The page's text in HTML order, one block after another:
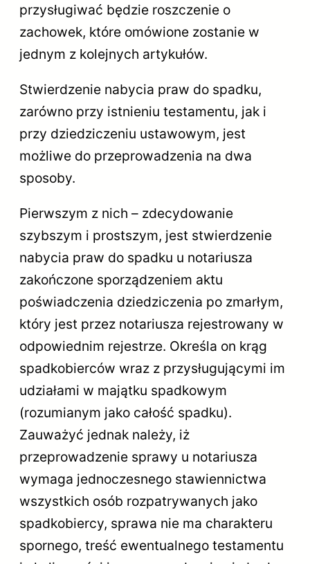
przysługiwać będzie roszczenie o
zachowek, które omówione zostanie w
jednym z kolejnych artykułów.
Stwierdzenie nabycia praw do spadku,
zarówno przy istnieniu testamentu, jak i
przy dziedziczeniu ustawowym, jest
możliwe do przeprowadzenia na dwa
sposoby.
Pierwszym z nich – zdecydowanie
szybszym i prostszym, jest stwierdzenie
nabycia praw do spadku u notariusza
zakończone sporządzeniem aktu
poświadczenia dziedziczenia po zmarłym,
który jest przez notariusza rejestrowany w
odpowiednim rejestrze. Określa on krąg
spadkobierców wraz z przysługującymi im
udziałami w majątku spadkowym
(rozumianym jako całość spadku).
Zauważyć jednak należy, iż
przeprowadzenie sprawy u notariusza
wymaga jednoczesnego stawiennictwa
wszystkich osób rozpatrywanych jako
spadkobiercy, sprawa nie ma charakteru
spornego, treść ewentualnego testamentu